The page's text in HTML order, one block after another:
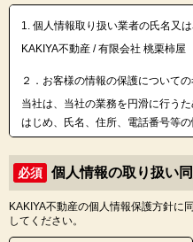
1. 個人情報取り扱い業者の氏名又
KAKIYA不動産 / 有限会社 桃栗柿屋
２．お客様の情報の保護について
当社は、当社の業務を円滑に行う
はじめ、氏名、住所、電話番号等
ります。
当社は、これらのお客さまの個人
す。）の適正な保護を重大な責務
(1) お客さま情報に適用される個人
必須 個人情報の取り扱い
KAKIYA不動産の個人情報保護方針に
してください。